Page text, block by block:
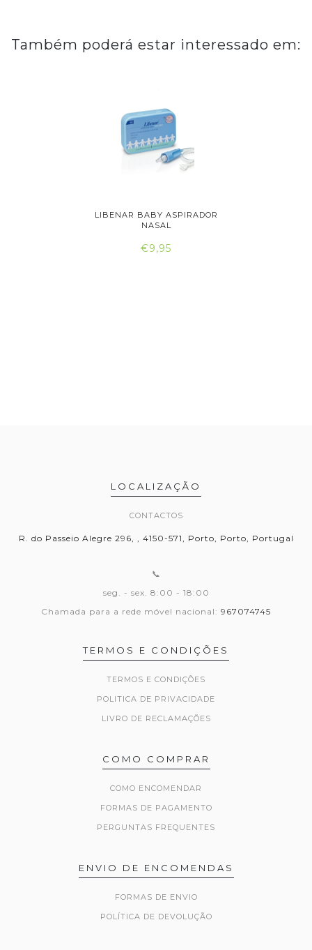
Também poderá estar interessado em:
LIBENAR BABY ASPIRADOR
NASAL
€9,95
LOCALIZAÇÃO
CONTACTOS
R. do Passeio Alegre 296, , 4150-571, Porto, Porto, Portugal
📞
seg. - sex. 8:00 - 18:00
Chamada para a rede móvel nacional: 967074745
TERMOS E CONDIÇÕES
TERMOS E CONDIÇÕES
POLITICA DE PRIVACIDADE
LIVRO DE RECLAMAÇÕES
COMO COMPRAR
COMO ENCOMENDAR
FORMAS DE PAGAMENTO
PERGUNTAS FREQUENTES
ENVIO DE ENCOMENDAS
FORMAS DE ENVIO
POLÍTICA DE DEVOLUÇÃO